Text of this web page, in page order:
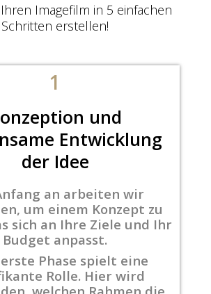
Ihren Imagefilm in 5 einfachen
Schritten erstellen!
1
und
Entwicklung
der Idee
an arbeiten wir
um einem Konzept zu
sich an Ihre Ziele und Ihr
Budget anpasst.
Phase spielt eine
Rolle. Hier wird
welchen Rahmen die